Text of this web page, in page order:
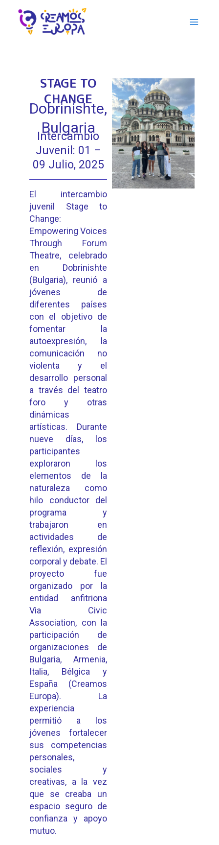
content
Menu
STAGE TO
CHANGE
Dobrinishte,
Bulgaria
Intercambio
Juvenil: 01 –
09 Julio, 2025
El intercambio
juvenil Stage to
Change:
Empowering Voices
Through Forum
Theatre, celebrado
en Dobrinishte
(Bulgaria), reunió a
jóvenes de
diferentes países
con el objetivo de
fomentar la
autoexpresión, la
comunicación no
violenta y el
desarrollo personal
a través del teatro
foro y otras
dinámicas
artísticas. Durante
nueve días, los
participantes
exploraron los
elementos de la
naturaleza como
hilo conductor del
programa y
trabajaron en
actividades de
reflexión, expresión
corporal y debate. El
proyecto fue
organizado por la
entidad anfitriona
Via Civic
Association, con la
participación de
organizaciones de
Bulgaria, Armenia,
Italia, Bélgica y
España (Creamos
Europa). La
experiencia
permitió a los
jóvenes fortalecer
sus competencias
personales,
sociales y
creativas, a la vez
que se creaba un
espacio seguro de
confianza y apoyo
mutuo.